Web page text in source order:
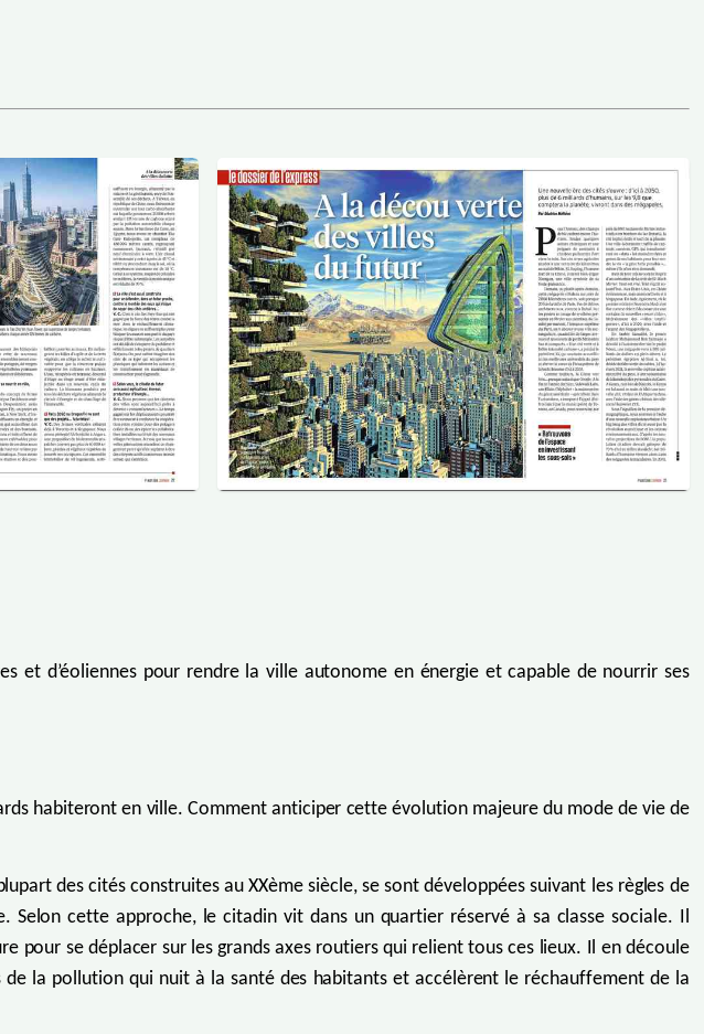
et d’éoliennes pour rendre la ville autonome en énergie et capable de nourrir ses
habiteront en ville. Comment anticiper cette évolution majeure du mode de vie de
des cités construites au XXème siècle, se sont développées suivant les règles de
Selon cette approche, le citadin vit dans un quartier réservé à sa classe sociale. Il
se déplacer sur les grands axes routiers qui relient tous ces lieux. Il en découle
la pollution qui nuit à la santé des habitants et accélèrent le réchauffement de la